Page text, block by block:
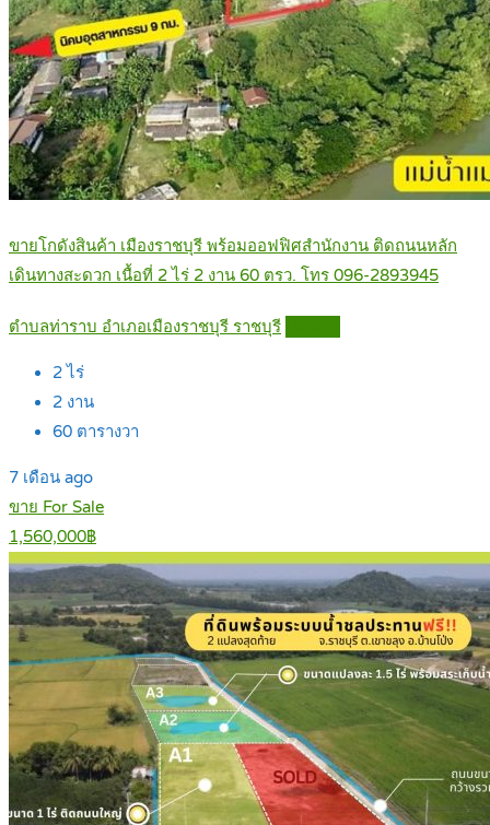
ขายโกดังสินค้า เมืองราชบุรี พร้อมออฟฟิศสำนักงาน ติดถนนหลัก
เดินทางสะดวก เนื้อที่ 2 ไร่ 2 งาน 60 ตรว. โทร 096-2893945
ตำบลท่าราบ อำเภอเมืองราชบุรี ราชบุรี
2ไร่
2 งาน
60 ตารางวา
7 เดือน ago
ขาย For Sale
1,560,000฿